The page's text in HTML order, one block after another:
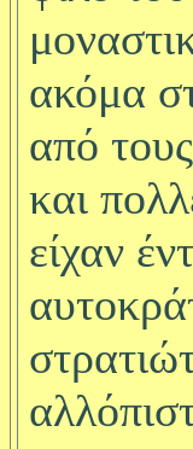
ακόμα
από
και
είχαν